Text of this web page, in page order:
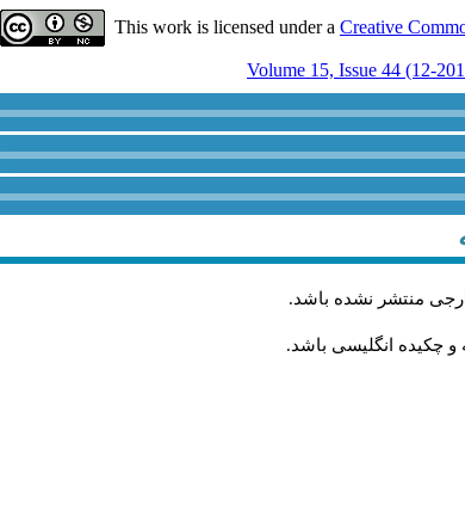
This work is licensed under a Creative
Volume 15, Issue 44 (12-
منتشر نشده باشد.
و چکیده انگلیسی باشد.